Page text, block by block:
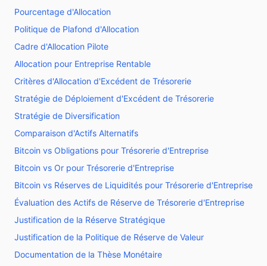
Pourcentage d'Allocation
Politique de Plafond d'Allocation
Cadre d'Allocation Pilote
Allocation pour Entreprise Rentable
Critères d'Allocation d'Excédent de Trésorerie
Stratégie de Déploiement d'Excédent de Trésorerie
Stratégie de Diversification
Comparaison d'Actifs Alternatifs
Bitcoin vs Obligations pour Trésorerie d'Entreprise
Bitcoin vs Or pour Trésorerie d'Entreprise
Bitcoin vs Réserves de Liquidités pour Trésorerie d'Entreprise
Évaluation des Actifs de Réserve de Trésorerie d'Entreprise
Justification de la Réserve Stratégique
Justification de la Politique de Réserve de Valeur
Documentation de la Thèse Monétaire